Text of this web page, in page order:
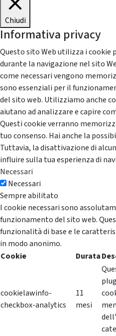
Chiudi
Informativa privacy
Questo sito Web utilizza i cookie
durante la navigazione nel sito
come necessari vengono
sono essenziali per il
del sito web. Utilizziamo anche
aiutano ad analizzare e capire
Questi cookie verranno
tuo consenso. Hai anche la
Tuttavia, la disattivazione di
influire sulla tua esperienza di
Necessari
Necessari
Sempre abilitato
I cookie necessari sono
funzionamento del sito web.
funzionalità di base e le
in modo anonimo.
Cookie
Durata
cookielawinfo-
checkbox-analytics
11
mesi